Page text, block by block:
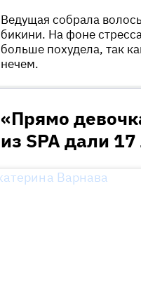
Ведущая собрала
бикини. На фоне
больше похудела, так
нечем.
«Прямо
из SPA дали 17